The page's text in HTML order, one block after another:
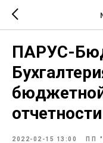
ПАРУС-
отчетности
2022-02-15 13:00 ПП